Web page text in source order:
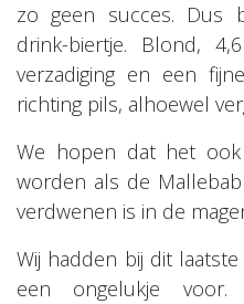
zo geen succes. Dus
drink-biertje. Blond,
verzadiging en een
richting pils, alhoewel
We hopen dat het
worden als de
verdwenen is in de
Wij hadden bij dit
een ongelukje voor.